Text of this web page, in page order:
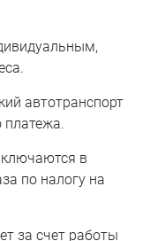
автотранспорт
платежа.
в
по налогу на
за счет работы